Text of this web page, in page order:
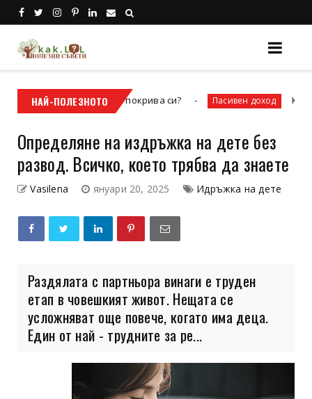
НАЙ-ПОЛЕЗНОТО
ремонт на покрива си? Пасивен доход Как да спечелим
Определяне на издръжка на дете без
развод. Всичко, което трябва да знаете
Vasilena януари 20, 2025 Идръжка на дете
Раздялата с партньора винаги е труден
етап в човешкият живот. Нещата се
усложняват още повече, когато има деца.
Един от най - трудните за ре...